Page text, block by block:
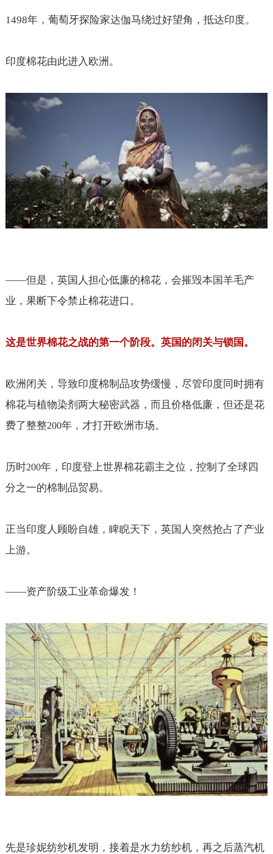
1498年，葡萄牙探险家达伽马绕过好望角，抵达印度。
印度棉花由此进入欧洲。
——但是，英国人担心低廉的棉花，会摧毁本国羊毛产
业，果断下令禁止棉花进口。
这是世界棉花之战的第一个阶段。英国的闭关与锁国。
欧洲闭关，导致印度棉制品攻势缓慢，尽管印度同时拥有
棉花与植物染剂两大秘密武器，而且价格低廉，但还是花
费了整整200年，才打开欧洲市场。
历时200年，印度登上世界棉花霸主之位，控制了全球四
分之一的棉制品贸易。
正当印度人顾盼自雄，睥睨天下，英国人突然抢占了产业
上游。
——资产阶级工业革命爆发！
先是珍妮纺纱机发明，接着是水力纺纱机，再之后蒸汽机